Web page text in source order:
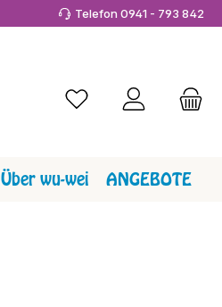
Telefon 0941 - 793 842
Du hast 0 Produkte
Über wu-wei ANGEBOTE